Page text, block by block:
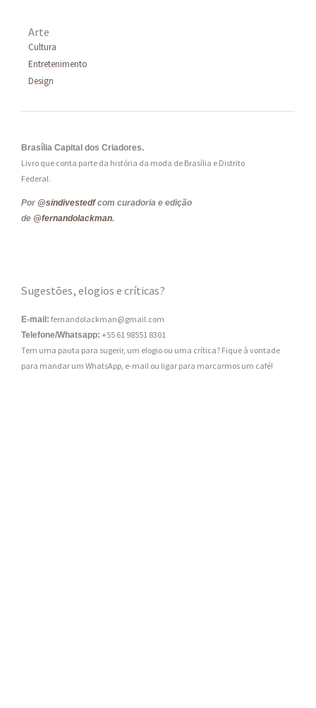
Arte
Cultura
Entretenimento
Design
Brasília Capital dos Criadores.
Livro que conta parte da história da moda de Brasília e Distrito
Federal.
Por @sindivestedfcom curadoria e edição
de @fernandolackman.
Sugestões, elogios e críticas?
E-mail: fernandolackman@gmail.com
Telefone/Whatsapp: +55 61 98551 8301
Tem uma pauta para sugerir, um elogio ou uma crítica? Fique à vontade
para mandar um WhatsApp, e-mail ou ligar para marcarmos um café!